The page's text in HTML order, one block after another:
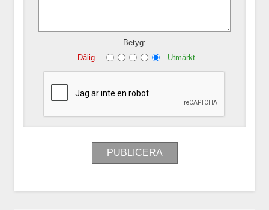
Betyg:
Dålig
Utmärkt